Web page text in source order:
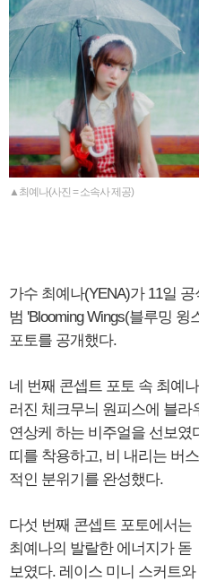
▲최예나(사진 = 소속사 제공)
가수 최예나(YENA)가 11일
범 'Blooming Wings(블루밍
포토를 공개했다.
네 번째 콘셉트 포토 속 최예
러진 체크무늬 원피스에 블
연상케 하는 비주얼을 선보였
띠를 착용하고, 비 내리는 버
적인 분위기를 완성했다.
다섯 번째 콘셉트 포토에서는
최예나의 발랄한 에너지가 돋
보였다. 레이스 미니 스커트와